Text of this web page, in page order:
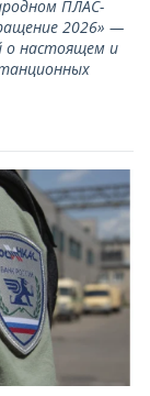
ПЛАС-
2026» —
о настоящем и